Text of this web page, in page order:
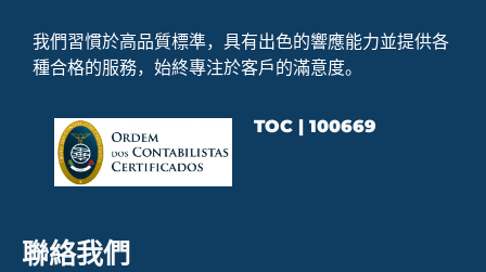
我們習慣於高品質標準，具有出色的響應能力並提供各
種合格的服務，始終專注於客戶的滿意度。
TOC | 100669
聯絡我們